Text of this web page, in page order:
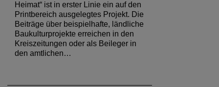
Heimat“ ist in erster Linie ein auf den
Printbereich ausgelegtes Projekt. Die
Beiträge über beispielhafte, ländliche
Baukulturprojekte erreichen in den
Kreiszeitungen oder als Beileger in
den amtlichen…